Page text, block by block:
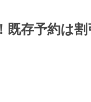
既存予約は